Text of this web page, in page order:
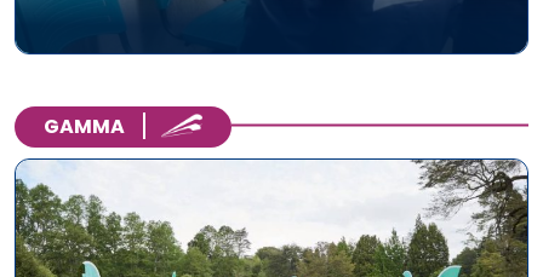
GAMMA